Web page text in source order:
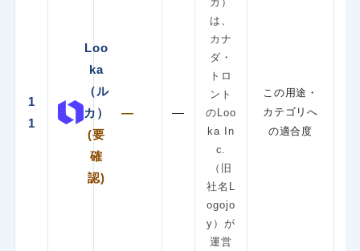
1
1
Loo
ka
（ル
カ）
(要
確
認)
— —
は、
カナ
ダ・
トロ
ント
のLoo
ka In
c.
（旧
社名L
ogojo
y）が
運営
この用途・
カテゴリへ
の適合度